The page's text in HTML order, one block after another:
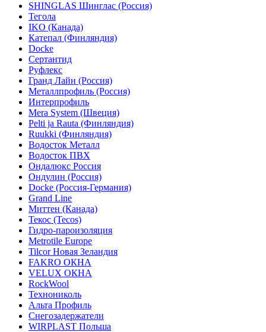
SHINGLAS Шинглас (Россия)
Тегола
IKO (Канада)
Катепал (Финляндия)
Docke
Сертантид
Руфлекс
Гранд Лайн (Россия)
Металлпрофиль (Россия)
Интерпрофиль
Mera System (Швеция)
Pelti ja Rauta (Финляндия)
Ruukki (Финляндия)
Водосток Металл
Водосток ПВХ
Ондалюкс Россия
Ондулин (Россия)
Docke (Россия-Германия)
Grand Line
Миттен (Канада)
Текос (Tecos)
Гидро-пароизоляция
Metrotile Europe
Tilcor Новая Зеландия
FAKRO ОКНА
VELUX ОКНА
RockWool
Технониколь
Альта Профиль
Снегозадержатели
WIRPLAST Польша